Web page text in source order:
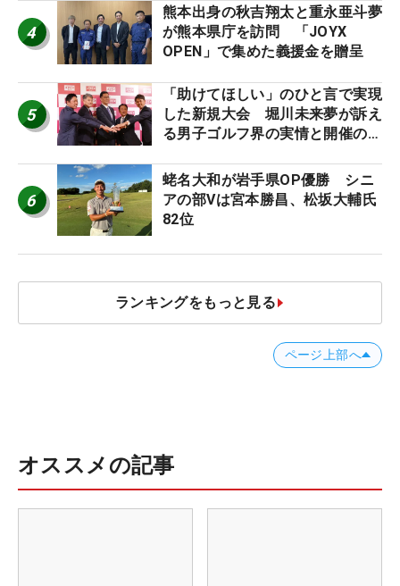
4
熊本出身の秋吉翔太と重永亜斗夢
が熊本県庁を訪問 「JOYX
OPEN」で集めた義援金を贈呈
5
「助けてほしい」のひと言で実現
した新規大会 堀川未来夢が訴え
る男子ゴルフ界の実情と開催の舞
6
蛯名大和が岩手県OP優勝 シニ
アの部Vは宮本勝昌、松坂大輔氏
82位
ランキングをもっと見る
ページ上部へ
オススメの記事